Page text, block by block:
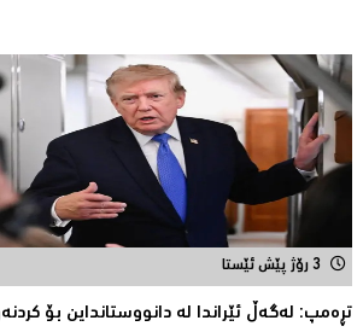
3 رۆژ پێش ئێستا
تڕەمپ: لەگەڵ ئێراندا لە دانووستانداین بۆ